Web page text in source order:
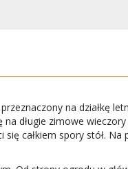
na działkę
długie zimowe
całkiem spory stół.